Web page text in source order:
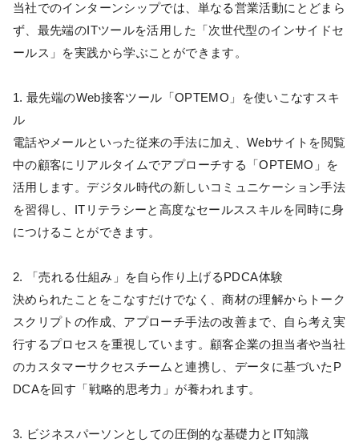
当社でのインターンシップでは、単なる営業活動にとどまら
ず、最先端のITツールを活用した「次世代型のインサイドセ
ールス」を実践から学ぶことができます。
1. 最先端のWeb接客ツール「OPTEMO」を使いこなすスキ
ル
電話やメールといった従来の手法に加え、Webサイトを閲覧
中の顧客にリアルタイムでアプローチする「OPTEMO」を
活用します。デジタル時代の新しいコミュニケーション手法
を習得し、ITリテラシーと高度なセールススキルを同時に身
につけることができます。
2. 「売れる仕組み」を自ら作り上げるPDCA体験
決められたことをこなすだけでなく、商材の理解からトーク
スクリプトの作成、アプローチ手法の改善まで、自ら考え実
行するプロセスを重視しています。顧客企業の担当者や当社
のカスタマーサクセスチームと連携し、データに基づいたP
DCAを回す「戦略的思考力」が養われます。
3. ビジネスパーソンとしての圧倒的な基礎力とIT知識